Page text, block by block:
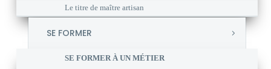
Le titre de maître artisan
SE FORMER
SE FORMER À UN MÉTIER